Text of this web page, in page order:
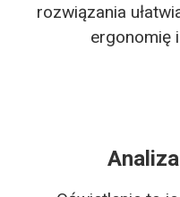
rozwiązania
ergonomię